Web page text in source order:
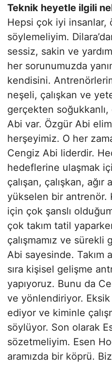
Teknik heyetle ilgili
Hepsi çok iyi insanlar,
söylemeliyim.
sessiz, sakin ve
her sorunumuzda
kendisini.
neşeli, çalışkan ve
gerçekten
Abi var. Özgür Abi
herşeyimiz. O her
Cengiz Abi liderdir.
hedeflerine ulaşmak
çalışan, çalışkan, ağır
yükselen bir antrenör.
için çok şanslı
çok takım tatil
çalışmamız ve sürekli
Abi sayesinde. Takım
sıra kişisel gelişme
yapıyoruz. Bunu da
ve yönlendiriyor.
ediyor ve kiminle
söylüyor. Son olarak
sözetmeliyim. Esen
aramızda bir köprü.